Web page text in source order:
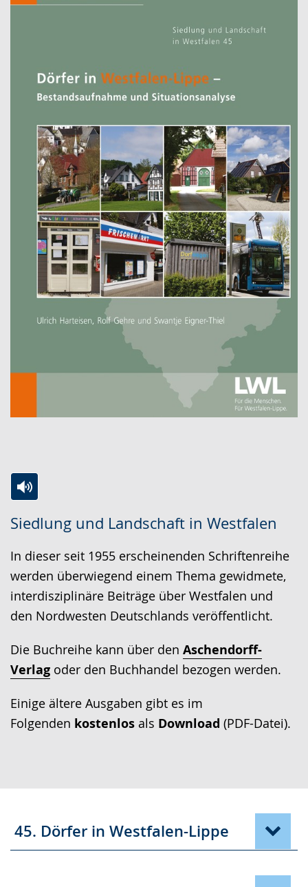
Siedlung und Landschaft in Westfalen
Leichten
Sprache
wechseln.
Audio-
Unterstützung.
Video
in
Deutscher
Gebärdensprache
wird
In dieser seit 1955 erscheinenden Schriftenreihe
werden überwiegend einem Thema gewidmete,
interdisziplinäre Beiträge über Westfalen und
den Nordwesten Deutschlands veröffentlicht.
Die Buchreihe kann über den Aschendorff-
Verlag oder den Buchhandel bezogen werden.
Einige ältere Ausgaben gibt es im
Folgenden kostenlos als Download (PDF-Datei).
45. Dörfer in Westfalen-Lippe